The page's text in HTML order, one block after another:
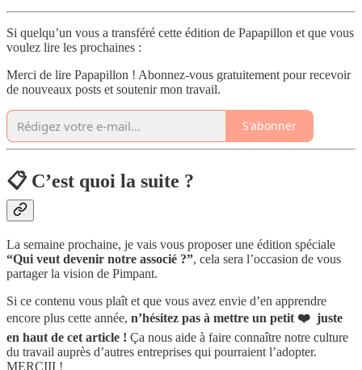
Si quelqu’un vous a transféré cette édition de Papapillon et que vous
voulez lire les prochaines :
Merci de lire Papapillon ! Abonnez-vous gratuitement pour recevoir
de nouveaux posts et soutenir mon travail.
S'abonner
📋 C’est quoi la suite ?
La semaine prochaine, je vais vous proposer une édition spéciale
“Qui veut devenir notre associé ?”, cela sera l’occasion de vous
partager la vision de Pimpant.
Si ce contenu vous plaît et que vous avez envie d’en apprendre
encore plus cette année, n’hésitez pas à mettre un petit ❤️ juste
en haut de cet article ! Ça nous aide à faire connaître notre culture
du travail auprès d’autres entreprises qui pourraient l’adopter.
MERCIII !